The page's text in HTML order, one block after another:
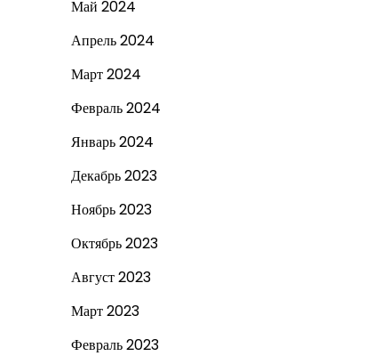
Май 2024
Апрель 2024
Март 2024
Февраль 2024
Январь 2024
Декабрь 2023
Ноябрь 2023
Октябрь 2023
Август 2023
Март 2023
Февраль 2023